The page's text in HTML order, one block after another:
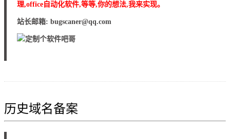
理,office自动化软件,等等,你的想法,我来实现。
站长邮箱: bugscaner@qq.com
历史域名备案